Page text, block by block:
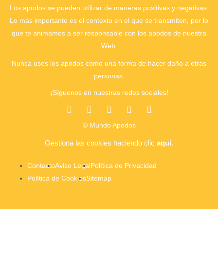
Los apodos se pueden utilizar de maneras positivas y negativas.
Lo más importante es el contexto en el que se transmiten, por lo
que te animamos a ser responsable con los apodos de nuestra
Web.
Nunca uses los apodos como una forma de hacer daño a otras
personas.
¡Síguenos en nuestras redes sociales!
© Mundo Apodos
Gestiona las cookies haciendo clic aquí.
ContactoAviso LegalPolítica de Privacidad
Política de CookiesSitemap